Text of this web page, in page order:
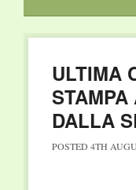
ULTIMA
STAMPA
DALLA
POSTED 4TH